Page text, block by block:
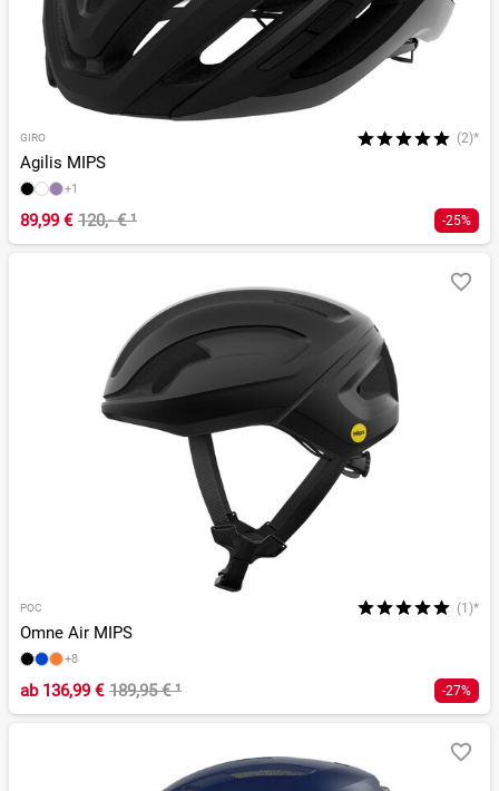
GIRO (2)*
Agilis MIPS
+1
89,99 € 120,- €¹ -25%
POC (1)*
Omne Air MIPS
+8
ab136,99 € 189,95 €¹ -27%